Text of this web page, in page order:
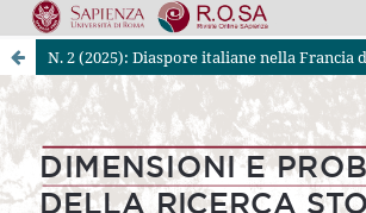
Riviste Online SApienza Privacy & Cookies
Ethical code | OJS by PKP